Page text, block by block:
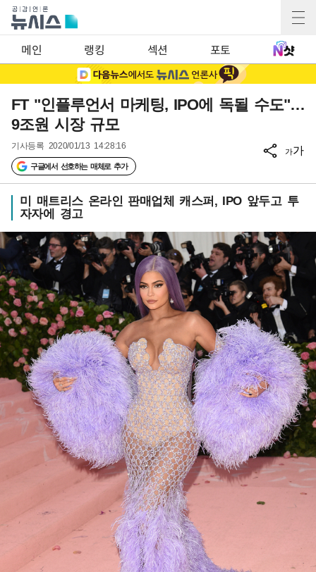
메인 랭킹 섹션 포토
FT "인플루언서 마케팅, IPO에 독될 수도"…
9조원 시장 규모
기사등록 2020/01/13 14:28:16
구글에서 선호하는 매체로 추가
가가
미 매트리스 온라인 판매업체 캐스퍼, IPO 앞두고 투
자자에 경고